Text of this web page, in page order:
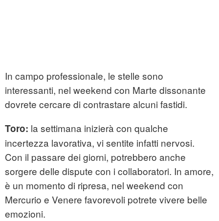
In campo professionale, le stelle sono
interessanti, nel weekend con Marte dissonante
dovrete cercare di contrastare alcuni fastidi.
Toro: la settimana inizierà con qualche
incertezza lavorativa, vi sentite infatti nervosi.
Con il passare dei giorni, potrebbero anche
sorgere delle dispute con i collaboratori. In amore,
è un momento di ripresa, nel weekend con
Mercurio e Venere favorevoli potrete vivere belle
emozioni.